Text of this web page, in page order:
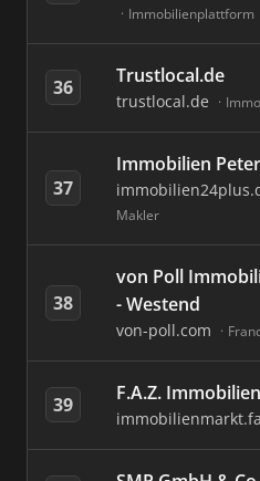
Immobilienplattform
36 Trustlocal.de
trustlocal.de
37
Immobilien
Makler
38
von Poll
- Westend
von-poll.com
39 F.A.Z.